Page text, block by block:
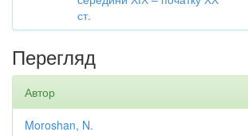
ст.
Перегляд
Автор
Moroshan, N.